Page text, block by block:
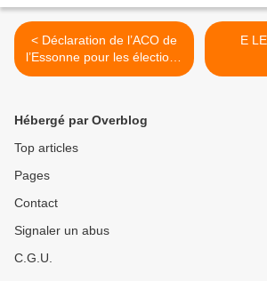
< Déclaration de l’ACO de
l’Essonne pour les élections
municipales de 2020
Hébergé par Overblog
Top articles
Pages
Contact
Signaler un abus
C.G.U.